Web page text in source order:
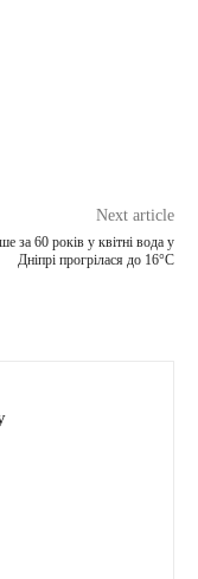
Next article
за 60 років у квітні вода у
Дніпрі прогрілася до 16°С